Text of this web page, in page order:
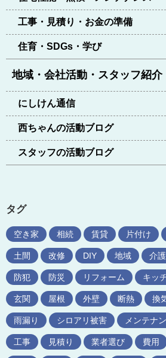
工事・見積り・お金の準備
住育・SDGs・学び
地域・会社活動・スタッフ紹介
にしけん通信
西ちゃんの活動ブログ
スタッフの活動ブログ
タグ
空き家 相続 賃貸 片付け
土間 改修 DIY 地域 介
防犯 防災 リフォーム キッ
玄関 屋根 外壁 断熱 換
雨漏り シロアリ被害 メンテナ
工事 見積り 業者選び 費用